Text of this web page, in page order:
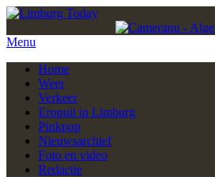
Menu
Home
Weer
Verkeer
Eropuit in Limburg
Pinkpop
Nieuwsarchief
Foto en video
Redactie